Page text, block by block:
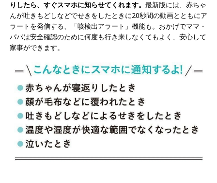
りしたら、すぐスマホに知らせてくれます。 最新版には、赤ちゃ
んが吐きもどしなどでせきをしたときに20秒間の動画とともにア
ラートを発信する、「咳検出アラート」機能も。おかげでママ・
パパは安全確認のために何度も行き来しなくてもよく、安心して
家事ができます。